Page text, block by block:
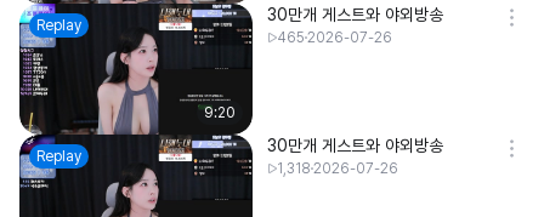
Replay
9:20
30만개 게스트와 야외방송
465 2026-07-26
Replay
30만개 게스트와 야외방송
1,318 2026-07-26